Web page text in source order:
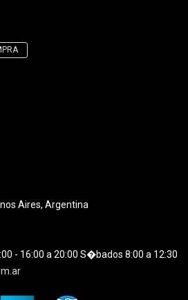
Aires, Argentina
- 16:00 a 20:00 S�bados 8:00 a 12:30